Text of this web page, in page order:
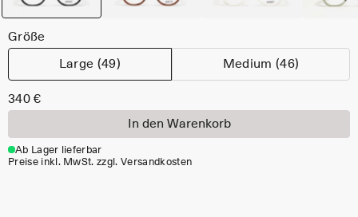
Größe
Large (49) Medium (46)
340 €
In den Warenkorb
Ab Lager lieferbar
Preise inkl. MwSt. zzgl. Versandkosten